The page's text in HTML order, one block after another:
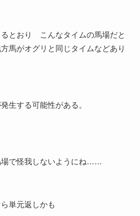
とおり こんなタイムの馬場だと
馬がオグリと同じタイムなどあり
生する可能性がある。
場で怪我しないようにね……
単元返しかも